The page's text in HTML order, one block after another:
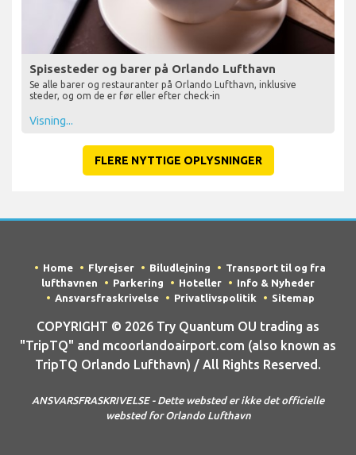
Spisesteder og barer på Orlando Lufthavn
Se alle barer og restauranter på Orlando Lufthavn, inklusive
steder, og om de er før eller efter check-in
Visning...
FLERE NYTTIGE OPLYSNINGER
Home Flyrejser Biludlejning
Transport til og fra
lufthavnen
Parkering Hoteller
Info & Nyheder
Ansvarsfraskrivelse
Privatlivspolitik Sitemap
COPYRIGHT © 2026 Try Quantum OU trading as
"TripTQ" and mcoorlandoairport.com (also known as
TripTQ Orlando Lufthavn) / All Rights Reserved.
ANSVARSFRASKRIVELSE - Dette websted er ikke det officielle
websted for Orlando Lufthavn